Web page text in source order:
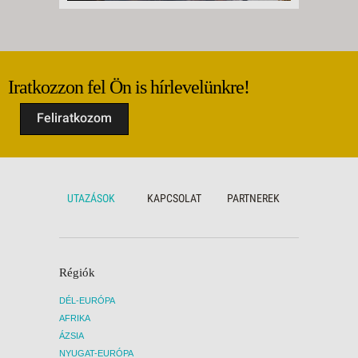
Iratkozzon fel Ön is hírlevelünkre!
Feliratkozom
UTAZÁSOK KAPCSOLAT PARTNEREK
Régiók
DÉL-EURÓPA
AFRIKA
ÁZSIA
NYUGAT-EURÓPA